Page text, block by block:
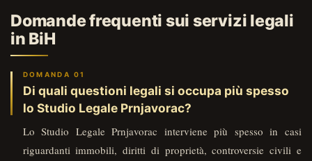
Domande frequenti sui servizi legali
in BiH
Di quali questioni legali si occupa più spesso
lo Studio Legale Prnjavorac?
Lo Studio Legale Prnjavorac interviene più spesso in casi
riguardanti immobili, diritti di proprietà, controversie civili e